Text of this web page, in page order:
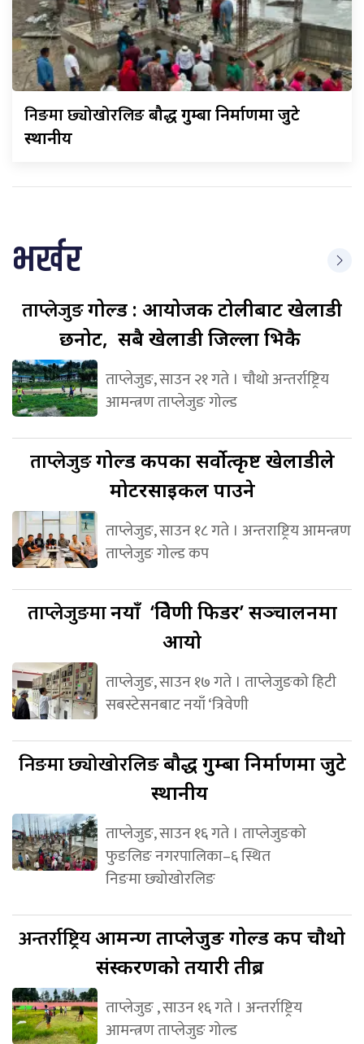
निङमा छ्योखोरलिङबौद्ध गुम्बा निर्माणमा जुटे
स्थानीय
भर्खर
ताप्लेजुङगोल्ड : आयोजक टोलीबाट खेलाडी
छनोट, सबै खेलाडी जिल्ला भित्रकै
ताप्लेजुङ, साउन २१ गते । चौथो अन्तर्राष्ट्रिय
आमन्त्रण ताप्लेजुङ गोल्ड
ताप्लेजुङगोल्ड कपका सर्वोत्कृष्ट खेलाडीले
मोटरसाइकल पाउने
ताप्लेजुङ, साउन १८ गते । अन्तराष्ट्रिय आमन्त्रण
ताप्लेजुङ गोल्ड कप
ताप्लेजुङमानयाँ ‘त्रिवेणी फिडर’ सञ्चालनमा
आयो
ताप्लेजुङ, साउन १७ गते । ताप्लेजुङको हिटी
सबस्टेसनबाट नयाँ ‘त्रिवेणी
निङमा छ्योखोरलिङबौद्ध गुम्बा निर्माणमा जुटे
स्थानीय
ताप्लेजुङ, साउन १६ गते । ताप्लेजुङको
फुङलिङ नगरपालिका–६ स्थित
निङमा छ्योखोरलिङ
अन्तर्राष्ट्रियआमन्त्रण ताप्लेजुङ गोल्ड कप चौथो
संस्करणको तयारी तीब्र
ताप्लेजुङ , साउन १६ गते । अन्तर्राष्ट्रिय
आमन्त्रण ताप्लेजुङ गोल्ड